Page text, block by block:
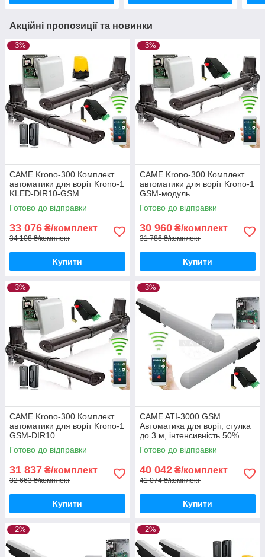
Акційні пропозиції та новинки
–3%
CAME Krono-300 Комплект
автоматики для воріт Krono-1
KLED-DIR10-GSM
Готово до відправки
33 076 ₴/комплект
34 108 ₴/комплект
Купити
–3%
CAME Krono-300 Комплект
автоматики для воріт Krono-1
GSM-модуль
Готово до відправки
30 960 ₴/комплект
31 786 ₴/комплект
Купити
–3%
CAME Krono-300 Комплект
автоматики для воріт Krono-1
GSM-DIR10
Готово до відправки
31 837 ₴/комплект
32 663 ₴/комплект
Купити
–3%
CAME ATI-3000 GSM
Автоматика для воріт, стулка
до 3 м, інтенсивність 50%
Готово до відправки
40 042 ₴/комплект
41 074 ₴/комплект
Купити
–2% –2%